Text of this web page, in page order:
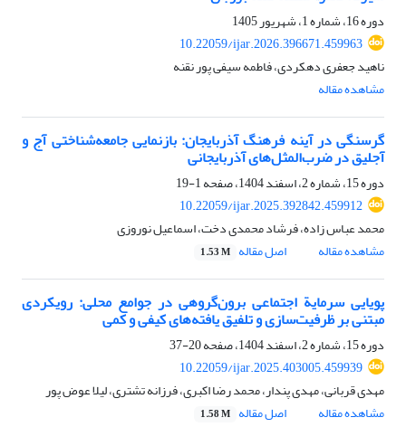
دوره 16، شماره 1، شهریور 1405
10.22059/ijar.2026.396671.459963
ناهید جعفری دهکردی، فاطمه سیفی پور نقنه
مشاهده مقاله
گرسنگی در آینه فرهنگ آذربایجان: بازنمایی جامعه‌شناختی آج و
آجلیق در ضرب‌المثل‌های آذربایجانی
دوره 15، شماره 2، اسفند 1404، صفحه
1-19
10.22059/ijar.2025.392842.459912
محمد عباس زاده، فرشاد محمدی دخت، اسماعیل نوروزی
مشاهده مقاله
اصل مقاله 1.53 M
پویایی سرمایة اجتماعی برون‌گروهی در جوامع محلی: رویکردی
مبتنی بر ظرفیت‌سازی و تلفیق یافته‌های کیفی و کمی
دوره 15، شماره 2، اسفند 1404، صفحه
20-37
10.22059/ijar.2025.403005.459939
مهدی قربانی، مهدی پندار، محمد رضا اکبری، فرزانه تشتری، لیلا عوض پور
مشاهده مقاله
اصل مقاله 1.58 M